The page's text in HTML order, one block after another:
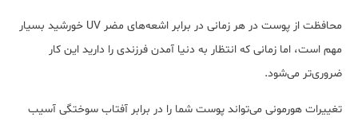
محافظت از پوست در هر زمانی در برابر اشعه‌‎های مضر UV خورشید بسیار
مهم است، اما زمانی که انتظار به دنیا آمدن فرزندی را دارید این کار
ضروری‌‎تر می‎‌شود.
تغییرات هورمونی می‎‌تواند پوست شما را در برابر آفتاب سوختگی آسیب